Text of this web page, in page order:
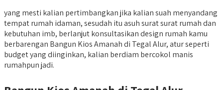
yang mesti kalian pertimbangkan jika kalian suah menyandang
tempat rumah idaman, sesudah itu asuh surat surat rumah dan
kebutuhan imb, berlanjut konsultasikan design rumah kamu
berbarengan Bangun Kios Amanah di Tegal Alur, atur seperti
budget yang diinginkan, kalian berdiam bercokol manis
rumahpun jadi.